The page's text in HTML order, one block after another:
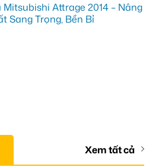
Mitsubishi Attrage 2014 – Nâng
Sang Trọng, Bền Bỉ
Xem tất cả